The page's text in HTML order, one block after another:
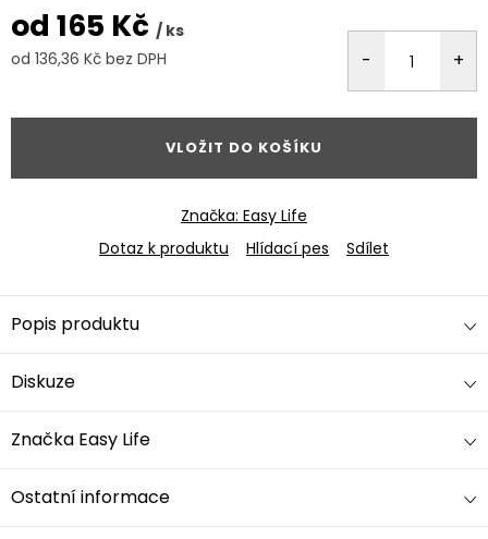
od 165 Kč / ks
od 136,36 Kč bez DPH
VLOŽIT DO KOŠÍKU
Značka: Easy Life
Dotaz k produktu
Hlídací pes Sdílet
Popis produktu
Diskuze
Značka Easy Life
Ostatní informace